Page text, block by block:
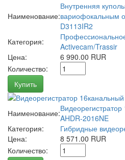
Наименование:
Внутренняя
вариофокальным
D3113IR2
Категория:
Activecam/Trassir
Цена:
6 990.00 RUR
Количество:
Купить
Наименование:AHDR-2016NE
Категория:
Гибридные
Цена:
8 571.00 RUR
Количество: